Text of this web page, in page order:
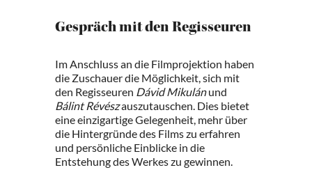
Gespräch mit den Regisseuren
Im Anschluss an die Filmprojektion haben
die Zuschauer die Möglichkeit, sich mit
den Regisseuren Dávid Mikulánund
Bálint Révészauszutauschen. Dies bietet
eine einzigartige Gelegenheit, mehr über
die Hintergründe des Films zu erfahren
und persönliche Einblicke in die
Entstehung des Werkes zu gewinnen.